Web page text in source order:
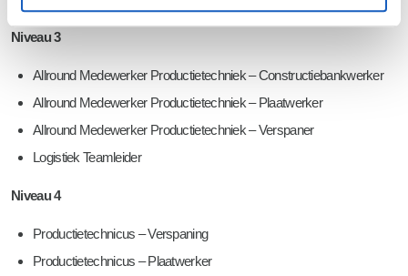
Niveau 3
Allround Medewerker Productietechniek – Constructiebankwerker
Allround Medewerker Productietechniek – Plaatwerker
Allround Medewerker Productietechniek – Verspaner
Logistiek Teamleider
Niveau 4
Productietechnicus – Verspaning
Productietechnicus – Plaatwerker